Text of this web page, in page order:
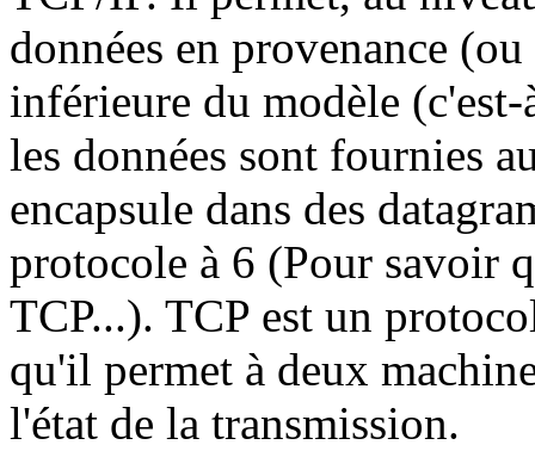
données en provenance
inférieure du modèle
les données sont fournies
encapsule dans des
protocole à 6 (Pour savoir
TCP...). TCP est un
qu'il permet à deux
l'état de la transmission.